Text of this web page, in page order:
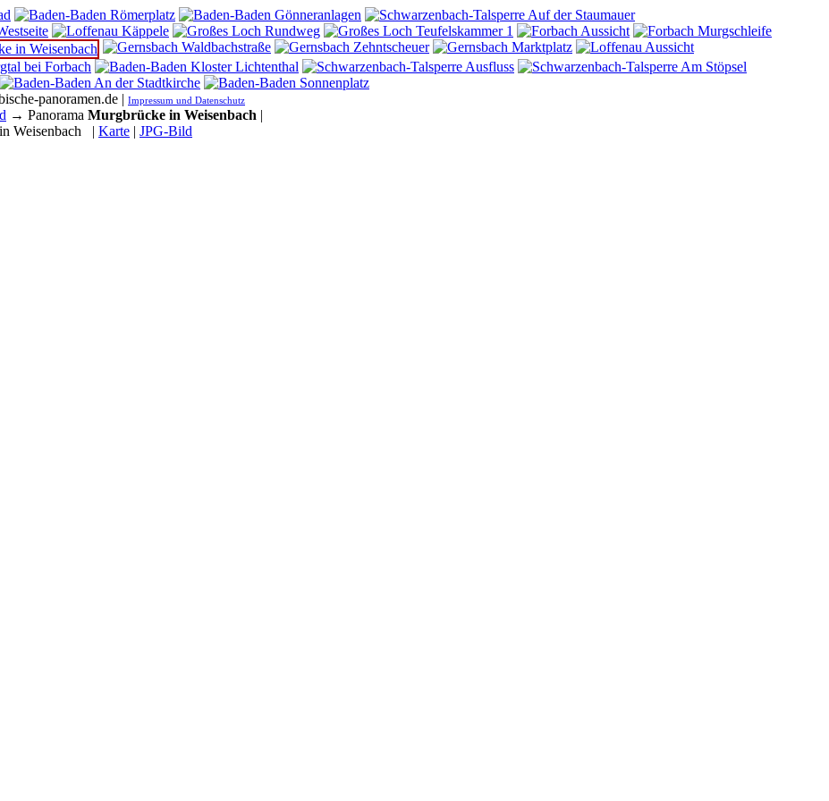
panoramen.de | Impressum und Datenschutz
→ Panorama Murgbrücke in Weisenbach |
Weisenbach | Karte | JPG-Bild